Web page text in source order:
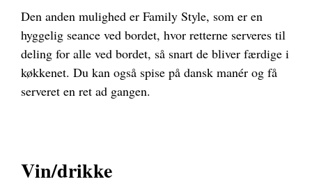
Den anden mulighed er Family Style, som er en
hyggelig seance ved bordet, hvor retterne serveres til
deling for alle ved bordet, så snart de bliver færdige i
køkkenet. Du kan også spise på dansk manér og få
serveret en ret ad gangen.
Vin/drikke